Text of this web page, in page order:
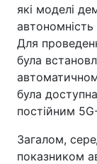
які моделі
Для
була
була
постійним
Загалом,
показником